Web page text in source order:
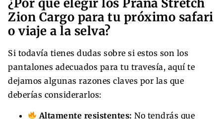
Zion Cargo para tu próximo safari
o viaje a la selva?
Si todavía tienes dudas sobre si estos son los
pantalones adecuados para tu travesía, aquí te
dejamos algunas razones claves por las que
deberías considerarlos:
Altamente resistentes: No tendrás que